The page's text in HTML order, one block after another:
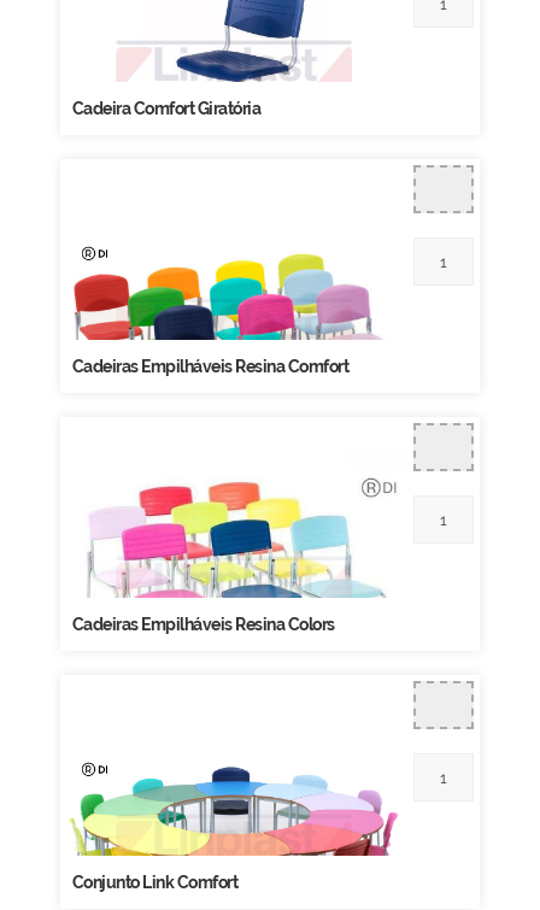
Cadeira Comfort Giratória
Cadeiras Empilháveis Resina Comfort
Cadeiras Empilháveis Resina Colors
Conjunto Link Comfort